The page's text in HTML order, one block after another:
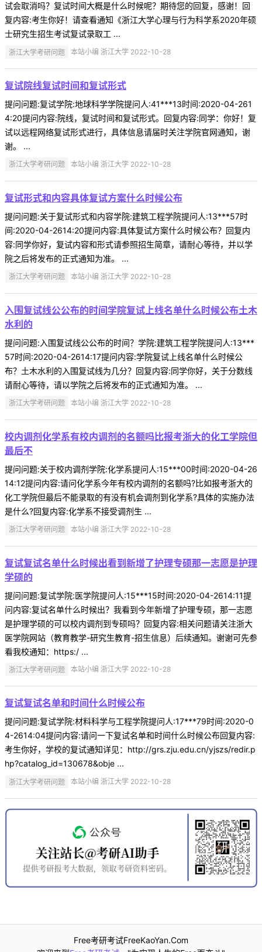
试会取消吗？复试时间大概是什么时候呢？期待您的回复，感谢！回
复内容:考生你好！请查看通知《浙江大学心理与行为科学系2020年硕
士研究生招生考试复试录取工 ...
浙江大学考研问题 本站小编 浙江大学 2022-10-28
复试院线复试时间和复试形式
提问问题:复试学院:地球科学学院提问人:41***13时间:2020-04-261
4:20提问内容:院线，复试时间和复试形式。回复内容:同学：你好！复
试以远程网络复试形式进行，具体信息请届时关注学院官网通知，谢
谢。 ...
浙江大学考研问题 本站小编 浙江大学 2022-10-28
复试形式和内容具体复试方案什么时候公布
提问问题:关于复试形式和内容学院:建筑工程学院提问人:13***57时
间:2020-04-2614:20提问内容:具体复试方案什么时候公布？回复内
容:同学你好，复试内容和形式请参照招生简章，请耐心等待，并以学
院之后将发布的正式通知为准。 ...
浙江大学考研问题 本站小编 浙江大学 2022-10-28
入围复试线公公布的时间学院复试上线名单什么时候公布土木
水利的
提问问题:入围复试线公公布的时间？学院:建筑工程学院提问人:13***
57时间:2020-04-2614:17提问内容:学院复试上线名单什么时候公
布？土木水利的入围复试线为几分？回复内容:同学你好，关于分数线
请耐心等待，请以学院之后将发布的正式通知为准。 ...
浙江大学考研问题 本站小编 浙江大学 2022-10-28
校内调剂化学系有校内调剂的名额吗比报考浙大的化工学院但
最后不
提问问题:关于校内调剂学院:化学系提问人:15***00时间:2020-04-26
14:12提问内容:请问化学系今年有校内调剂的名额吗?比如报考浙大的
化工学院但最后不能录取的有没有机会调剂到化学系?具体的实施办法
是什么?回复内容:化学系不接受调剂生 ...
浙江大学考研问题 本站小编 浙江大学 2022-10-28
复试复试名单什么时候出看到新增了护理专硕那一志愿是护理
学硕的
提问问题:复试学院:医学院提问人:15***15时间:2020-04-2614:11提
问内容:复试名单什么时候出？我看到今年新增了护理专硕，那一志愿
是护理学硕的可以校内调剂到专硕吗？回复内容:相关问题请关注浙大
医学院网站（教育教学-研究生教育-招生信息）后续通知。谢谢可先参
看我校通知：https:/ ...
浙江大学考研问题 本站小编 浙江大学 2022-10-28
复试复试名单和时间什么时候公布
提问问题:复试学院:材料科学与工程学院提问人:17***79时间:2020-0
4-2614:04提问内容:请问一下复试名单和时间什么时候公布回复内容:
考生你好，学校的复试通知详见：http://grs.zju.edu.cn/yjszs/redir.p
hp?catalog_id=130678&obje ...
浙江大学考研问题 本站小编 浙江大学 2022-10-28
Free考研考试FreeKaoYan.Com